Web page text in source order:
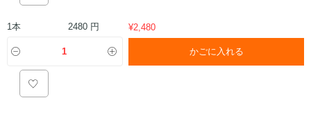
1本 2480 円 ¥2,480
かごに入れる